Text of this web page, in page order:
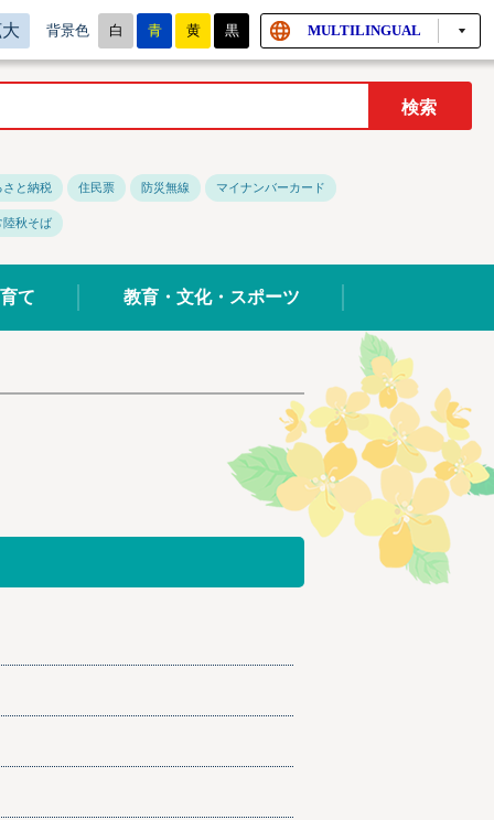
背景色 白 青 黄 黒 MULTILINGUAL
さと納税 住民票 防災無線 マイナンバーカード
陸秋そば
て 教育・文化・スポーツ